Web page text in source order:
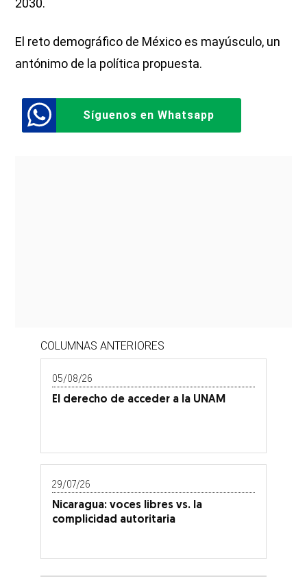
2030.
El reto demográfico de México es mayúsculo, un
antónimo de la política propuesta.
Síguenos en Whatsapp
COLUMNAS ANTERIORES
05/08/26
El derecho de acceder a la UNAM
29/07/26
Nicaragua: voces libres vs. la
complicidad autoritaria